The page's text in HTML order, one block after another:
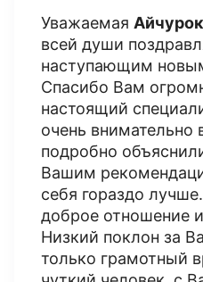
Уважаемая
всей души
наступающим
Спасибо Вам
настоящий
очень
подробно
Вашим
себя гораздо
доброе отношение
Низкий поклон за
только грамотный